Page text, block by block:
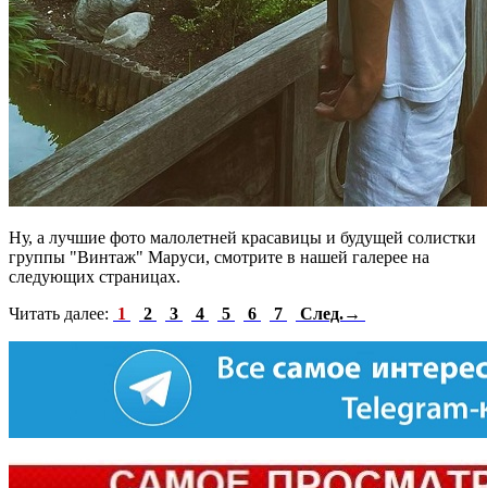
Ну, а лучшие фото малолетней красавицы и будущей солистки
группы "Винтаж" Маруси, смотрите в нашей галерее на
следующих страницах.
Читать далее: 1 2 3 4 5 6 7 След.→